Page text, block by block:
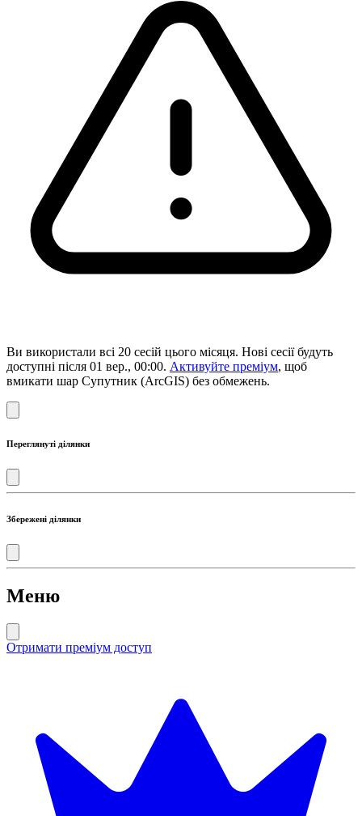
Ви використали всі 20 сесій цього місяця. Нові сесії будуть
доступні після 01 вер., 00:00. Активуйте преміум, щоб
вмикати шар Супутник (ArcGIS) без обмежень.
Переглянуті ділянки
Збережені ділянки
Меню
Отримати преміум доступ